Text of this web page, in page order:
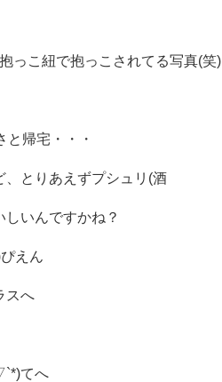
っこ紐で抱っこされてる写真(笑)
帰宅・・・
とりあえずプシュリ(酒
いんですかね？
えん
スへ
てへ